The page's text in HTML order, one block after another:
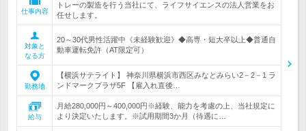
仕事内容
トレーの製造を行う当社にて、ライフサイエンスの法人営業をお
任せします。
対象と
なる方
20～30代男性活躍中《未経験歓迎》◆高専・短大卒以上◆普通自
動車運転免許（AT限定可）
勤務地
【横浜サテライト】 神奈川県横浜市西区みなとみらい2－2－1 ラ
ンドマークプラザ5F 【雇入れ直後…
給与
月給280,000円～400,000円※経験、能力を考慮の上、当社規定に
より決定いたします。※試用期間3か月（待遇に…